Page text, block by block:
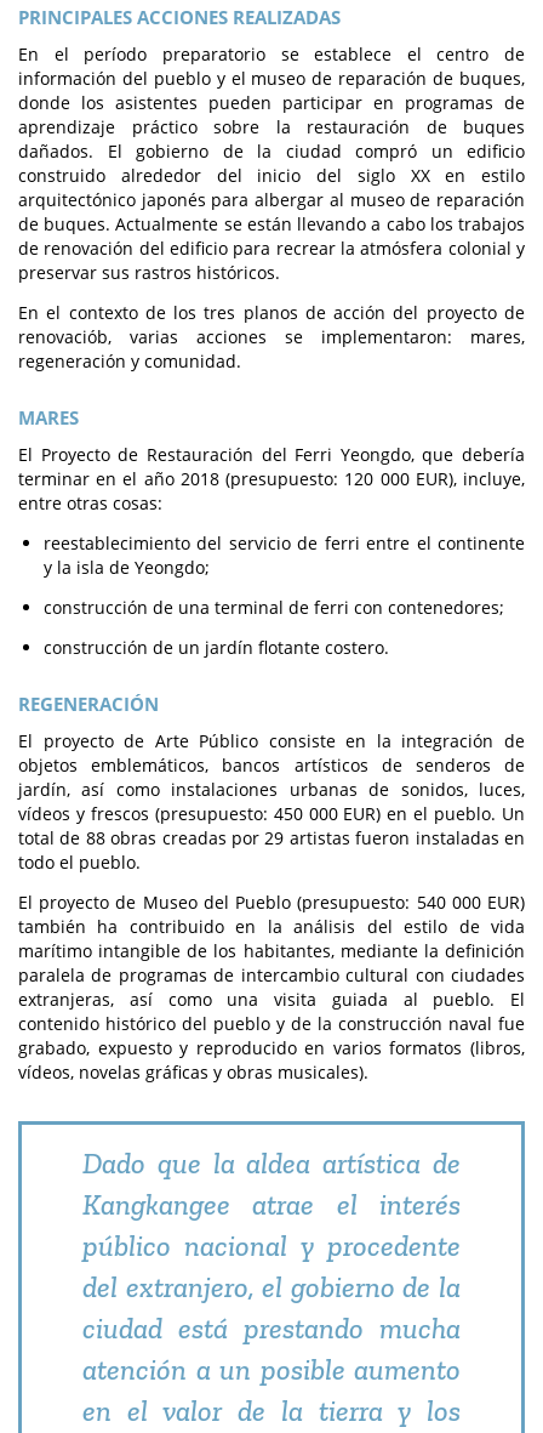
PRINCIPALES ACCIONES REALIZADAS
En el período preparatorio se establece el centro de
información del pueblo y el museo de reparación de buques,
donde los asistentes pueden participar en programas de
aprendizaje práctico sobre la restauración de buques
dañados. El gobierno de la ciudad compró un edificio
construido alrededor del inicio del siglo XX en estilo
arquitectónico japonés para albergar al museo de reparación
de buques. Actualmente se están llevando a cabo los trabajos
de renovación del edificio para recrear la atmósfera colonial y
preservar sus rastros históricos.
En el contexto de los tres planos de acción del proyecto de
renovaciób, varias acciones se implementaron: mares,
regeneración y comunidad.
MARES
El Proyecto de Restauración del Ferri Yeongdo, que debería
terminar en el año 2018 (presupuesto: 120 000 EUR), incluye,
entre otras cosas:
reestablecimiento del servicio de ferri entre el continente
y la isla de Yeongdo;
construcción de una terminal de ferri con contenedores;
construcción de un jardín flotante costero.
REGENERACIÓN
El proyecto de Arte Público consiste en la integración de
objetos emblemáticos, bancos artísticos de senderos de
jardín, así como instalaciones urbanas de sonidos, luces,
vídeos y frescos (presupuesto: 450 000 EUR) en el pueblo. Un
total de 88 obras creadas por 29 artistas fueron instaladas en
todo el pueblo.
El proyecto de Museo del Pueblo (presupuesto: 540 000 EUR)
también ha contribuido en la análisis del estilo de vida
marítimo intangible de los habitantes, mediante la definición
paralela de programas de intercambio cultural con ciudades
extranjeras, así como una visita guiada al pueblo. El
contenido histórico del pueblo y de la construcción naval fue
grabado, expuesto y reproducido en varios formatos (libros,
vídeos, novelas gráficas y obras musicales).
Dado que la aldea artística de
Kangkangee atrae el interés
público nacional y procedente
del extranjero, el gobierno de la
ciudad está prestando mucha
atención a un posible aumento
en el valor de la tierra y los